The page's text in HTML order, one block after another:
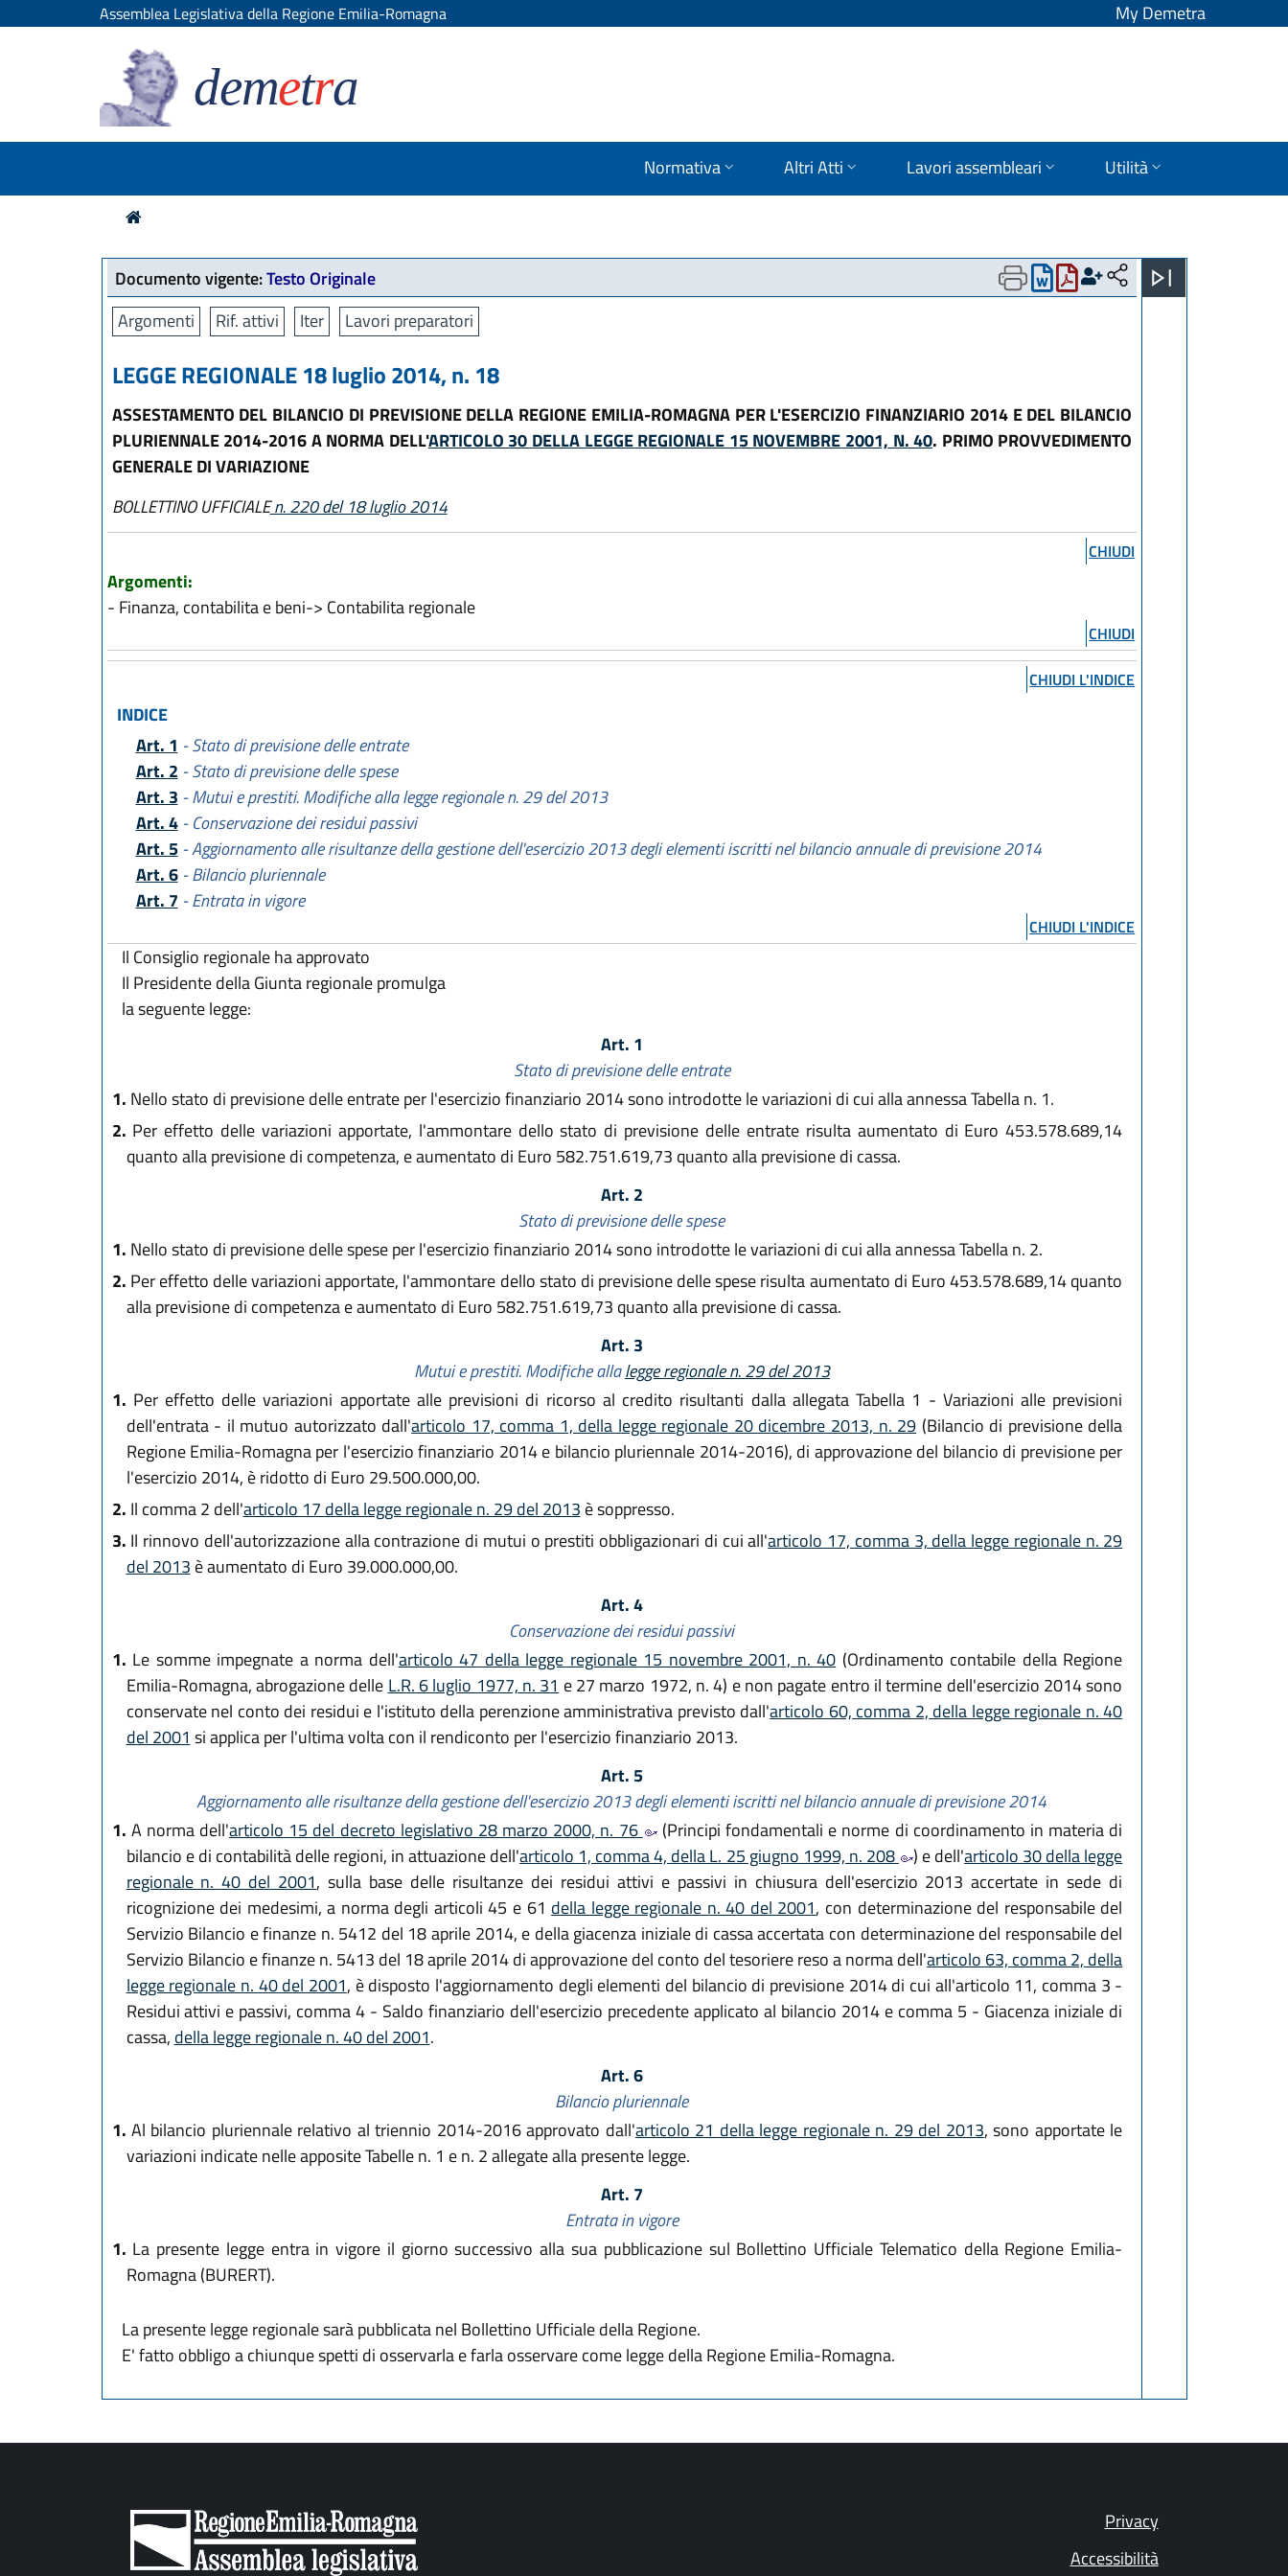
Assemblea Legislativa della Regione Emilia-Romagna My Demetra
demetra
Normativa Altri Atti Lavori assembleari Utilità
Documento vigente:Testo Originale
Argomenti
Rif. attivi Iter Lavori preparatori
LEGGE REGIONALE 18 luglio 2014, n. 18
ASSESTAMENTO DEL BILANCIO DI PREVISIONE DELLA REGIONE EMILIA-ROMAGNA PER L'ESERCIZIO FINANZIARIO 2014 E DEL BILANCIO
PLURIENNALE 2014-2016 A NORMA DELL'ARTICOLO 30 DELLA LEGGE REGIONALE 15 NOVEMBRE 2001, N. 40. PRIMO PROVVEDIMENTO
GENERALE DI VARIAZIONE
BOLLETTINO UFFICIALEn. 220 del 18 luglio 2014
CHIUDI
Argomenti:
- Finanza, contabilita e beni-> Contabilita regionale
CHIUDI
CHIUDI L'INDICE
INDICE
Art. 1 - Stato di previsione delle entrate
Art. 2 - Stato di previsione delle spese
Art. 3 - Mutui e prestiti. Modifiche alla legge regionale n. 29 del 2013
Art. 4- Conservazione dei residui passivi
Art. 5- Aggiornamento alle risultanze della gestione dell'esercizio 2013 degli elementi iscritti nel bilancio annuale di previsione 2014
Art. 6- Bilancio pluriennale
Art. 7 - Entrata in vigore
CHIUDI L'INDICE
Il Consiglio regionale ha approvato
Il Presidente della Giunta regionale promulga
la seguente legge:
Art. 1
Stato di previsione delle entrate
1. Nello stato di previsione delle entrate per l'esercizio finanziario 2014 sono introdotte le variazioni di cui alla annessa Tabella n. 1.
2. Per effetto delle variazioni apportate, l'ammontare dello stato di previsione delle entrate risulta aumentato di Euro 453.578.689,14
quanto alla previsione di competenza, e aumentato di Euro 582.751.619,73 quanto alla previsione di cassa.
Art. 2
Stato di previsione delle spese
1. Nello stato di previsione delle spese per l'esercizio finanziario 2014 sono introdotte le variazioni di cui alla annessa Tabella n. 2.
2. Per effetto delle variazioni apportate, l'ammontare dello stato di previsione delle spese risulta aumentato di Euro 453.578.689,14 quanto
alla previsione di competenza e aumentato di Euro 582.751.619,73 quanto alla previsione di cassa.
Art. 3
Mutui e prestiti. Modifiche allalegge regionale n. 29 del 2013
1. Per effetto delle variazioni apportate alle previsioni di ricorso al credito risultanti dalla allegata Tabella 1 - Variazioni alle previsioni
dell'entrata - il mutuo autorizzato dall'articolo 17, comma 1, della legge regionale 20 dicembre 2013, n. 29 (Bilancio di previsione della
Regione Emilia-Romagna per l'esercizio finanziario 2014 e bilancio pluriennale 2014-2016), di approvazione del bilancio di previsione per
l'esercizio 2014, è ridotto di Euro 29.500.000,00.
2. Il comma 2 dell'articolo 17 della legge regionale n. 29 del 2013 è soppresso.
3. Il rinnovo dell'autorizzazione alla contrazione di mutui o prestiti obbligazionari di cui all'articolo 17, comma 3, della legge regionale n. 29
del 2013 è aumentato di Euro 39.000.000,00.
Art. 4
Conservazione dei residui passivi
1. Le somme impegnate a norma dell'articolo 47 della legge regionale 15 novembre 2001, n. 40 (Ordinamento contabile della Regione
Emilia-Romagna, abrogazione delle L.R. 6 luglio 1977, n. 31 e 27 marzo 1972, n. 4) e non pagate entro il termine dell'esercizio 2014 sono
conservate nel conto dei residui e l'istituto della perenzione amministrativa previsto dall'articolo 60, comma 2, della legge regionale n. 40
del 2001 si applica per l'ultima volta con il rendiconto per l'esercizio finanziario 2013.
Art. 5
Aggiornamento alle risultanze della gestione dell'esercizio 2013 degli elementi iscritti nel bilancio annuale di previsione 2014
1. A norma dell'articolo 15 del decreto legislativo 28 marzo 2000, n. 76
(Principi fondamentali e norme di coordinamento in materia di
bilancio e di contabilità delle regioni, in attuazione dell'articolo 1, comma 4, della L. 25 giugno 1999, n. 208 ) e dell'articolo 30 della legge
regionale n. 40 del 2001, sulla base delle risultanze dei residui attivi e passivi in chiusura dell'esercizio 2013 accertate in sede di
ricognizione dei medesimi, a norma degli articoli 45 e 61 della legge regionale n. 40 del 2001, con determinazione del responsabile del
Servizio Bilancio e finanze n. 5412 del 18 aprile 2014, e della giacenza iniziale di cassa accertata con determinazione del responsabile del
Servizio Bilancio e finanze n. 5413 del 18 aprile 2014 di approvazione del conto del tesoriere reso a norma dell'articolo 63, comma 2, della
legge regionale n. 40 del 2001, è disposto l'aggiornamento degli elementi del bilancio di previsione 2014 di cui all'articolo 11, comma 3 -
Residui attivi e passivi, comma 4 - Saldo finanziario dell'esercizio precedente applicato al bilancio 2014 e comma 5 - Giacenza iniziale di
cassa, della legge regionale n. 40 del 2001.
Art. 6
Bilancio pluriennale
1. Al bilancio pluriennale relativo al triennio 2014-2016 approvato dall'articolo 21 della legge regionale n. 29 del 2013, sono apportate le
variazioni indicate nelle apposite Tabelle n. 1 e n. 2 allegate alla presente legge.
Art. 7
Entrata in vigore
1. La presente legge entra in vigore il giorno successivo alla sua pubblicazione sul Bollettino Ufficiale Telematico della Regione Emilia-
Romagna (BURERT).
La presente legge regionale sarà pubblicata nel Bollettino Ufficiale della Regione.
E' fatto obbligo a chiunque spetti di osservarla e farla osservare come legge della Regione Emilia-Romagna.
Privacy
Accessibilità